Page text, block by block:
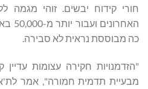
חורי קידוח יבשים. זוהי מגמה
כה מבוססת נראית לא סבירה.
"הזדמנויות חקירה עצומות
מבעיית תדמית חמורה", אמר